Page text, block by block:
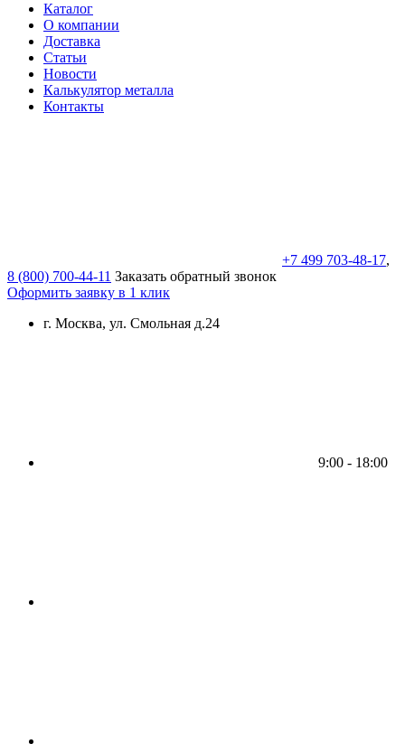
Каталог
О компании
Доставка
Статьи
Новости
Калькулятор металла
Контакты
+7 499 703-48-17,
8 (800) 700-44-11 Заказать обратный звонок
Оформить заявку в 1 клик
г. Москва, ул. Смольная д.24
9:00 - 18:00